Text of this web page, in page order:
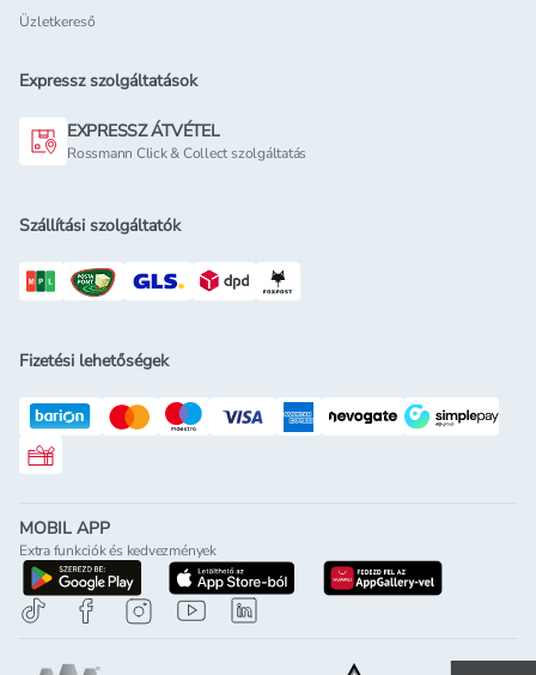
Üzletkereső
Expressz szolgáltatások
EXPRESSZ ÁTVÉTEL
Rossmann Click & Collect szolgáltatás
Szállítási szolgáltatók
Fizetési lehetőségek
Rossmann ajándékkártya
MOBIL APP
Extra funkciók és kedvezmények
letöltés a google-play-rölletöltés az app-store-ból
letöltés